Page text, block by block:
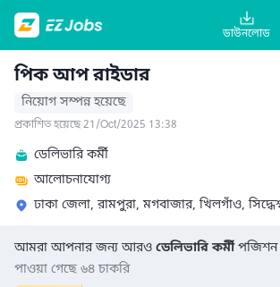
ডাউনলোড
পিক আপ রাইডার
নিয়োগ সম্পন্ন হয়েছে
প্রকাশিত হয়েছে 21/Oct/2025 13:38
ডেলিভারি কর্মী
আলোচনাযোগ্য
ঢাকা জেলা, রামপুরা, মগবাজার, খিলগাঁও,
আমরা আপনার জন্য আরও ডেলিভারি কর্মীপজিশন
পাওয়া গেছে ৬৪ চাকরি